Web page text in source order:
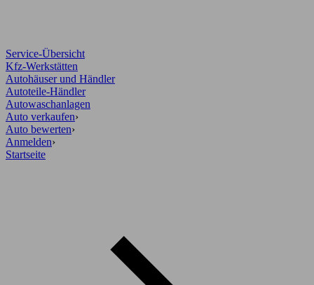
Service-Übersicht
Kfz-Werkstätten
Autohäuser und Händler
Autoteile-Händler
Autowaschanlagen
Auto verkaufen›
Auto bewerten›
Anmelden›
Startseite